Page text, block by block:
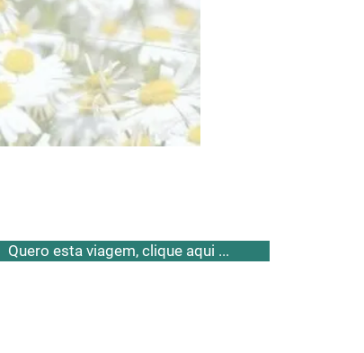
Quero esta viagem, clique aqui ...